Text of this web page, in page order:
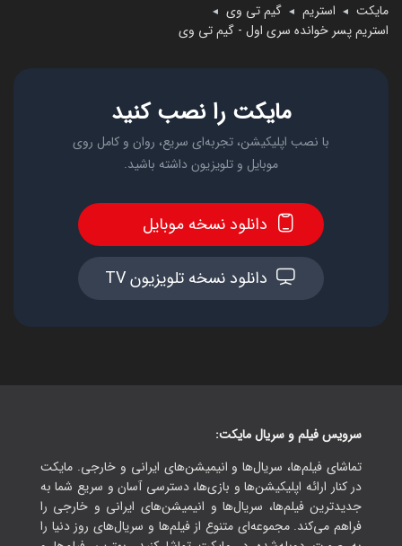
مایکت ◄ استریم ◄ گیم تی وی ◄
استریم پسر خوانده سری اول - گیم تی وی
مایکت را نصب کنید
با نصب اپلیکیشن، تجربه‌ای سریع، روان و کامل روی
موبایل و تلویزیون داشته باشید.
دانلود نسخه موبایل
دانلود نسخه تلویزیون TV
سرویس فیلم و سریال مایکت:
تماشای فیلم‌ها، سریال‌ها و انیمیشن‌های ایرانی و خارجی. مایکت
در کنار ارائه اپلیکیشن‌ها و بازی‌ها، دسترسی آسان و سریع شما به
جدیدترین فیلم‌ها، سریال‌ها و انیمیشن‌های ایرانی و خارجی را
فراهم می‌کند. مجموعه‌ای متنوع از فیلم‌ها و سریال‌های روز دنیا را